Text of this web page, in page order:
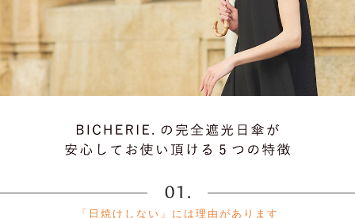
「日焼けしない」には理由があります